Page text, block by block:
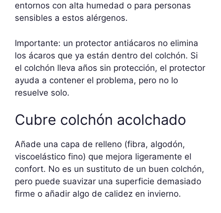
entornos con alta humedad o para personas
sensibles a estos alérgenos.
Importante: un protector antiácaros no elimina
los ácaros que ya están dentro del colchón. Si
el colchón lleva años sin protección, el protector
ayuda a contener el problema, pero no lo
resuelve solo.
Cubre colchón acolchado
Añade una capa de relleno (fibra, algodón,
viscoelástico fino) que mejora ligeramente el
confort. No es un sustituto de un buen colchón,
pero puede suavizar una superficie demasiado
firme o añadir algo de calidez en invierno.